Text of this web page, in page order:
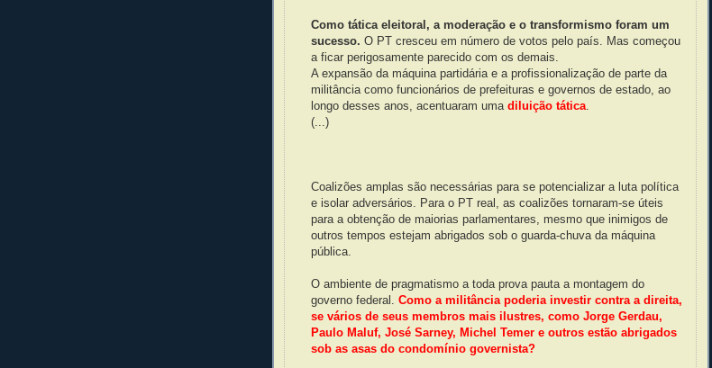
Como tática eleitoral, a moderação e o transformismo foram um
sucesso. O PT cresceu em número de votos pelo país. Mas começou
a ficar perigosamente parecido com os demais.
A expansão da máquina partidária e a profissionalização de parte da
militância como funcionários de prefeituras e governos de estado, ao
longo desses anos, acentuaram uma diluição tática
(...)
Coalizões amplas são necessárias para se potencializar a luta política
e isolar adversários. Para o PT real, as coalizões tornaram-se úteis
para a obtenção de maiorias parlamentares, mesmo que inimigos de
outros tempos estejam abrigados sob o guarda-chuva da máquina
pública.
O ambiente de pragmatismo a toda prova pauta a montagem do
governo federal. Como a militância poderia investir contra a direita,
se vários de seus membros mais ilustres, como Jorge Gerdau,
Paulo Maluf, José Sarney, Michel Temer e outros estão abrigados
sob as asas do condomínio governista?